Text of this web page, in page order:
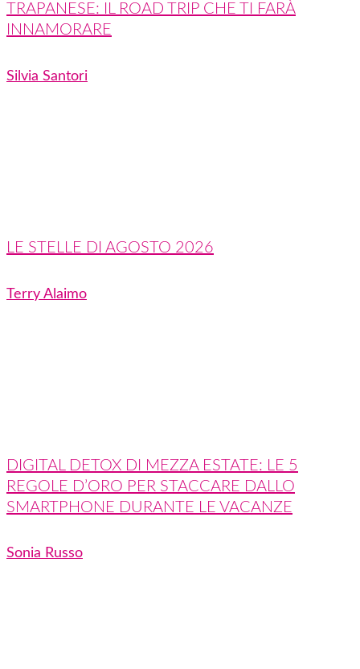
TRAPANESE: IL ROAD TRIP CHE TI FARÀ
INNAMORARE
Silvia Santori
LE STELLE DI AGOSTO 2026
Terry Alaimo
DIGITAL DETOX DI MEZZA ESTATE: LE 5
REGOLE D’ORO PER STACCARE DALLO
SMARTPHONE DURANTE LE VACANZE
Sonia Russo